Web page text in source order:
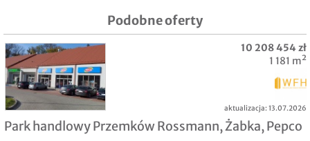
Podobne oferty
Park handlowy Przemków Rossmann, Żabka, Pepco
10 208 454 zł
1 181 m²
aktualizacja: 13.07.2026